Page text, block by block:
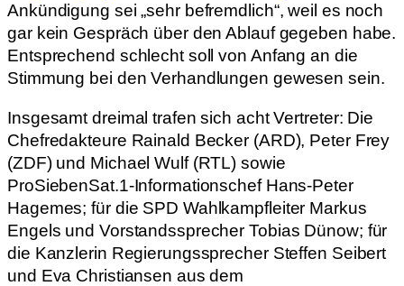
Ankündigung sei „sehr befremdlich“, weil es noch
gar kein Gespräch über den Ablauf gegeben habe.
Entsprechend schlecht soll von Anfang an die
Stimmung bei den Verhandlungen gewesen sein.
Insgesamt dreimal trafen sich acht Vertreter: Die
Chefredakteure Rainald Becker (ARD), Peter Frey
(ZDF) und Michael Wulf (RTL) sowie
ProSiebenSat.1-Informationschef Hans-Peter
Hagemes; für die SPD Wahlkampfleiter Markus
Engels und Vorstandssprecher Tobias Dünow; für
die Kanzlerin Regierungssprecher Steffen Seibert
und Eva Christiansen aus dem